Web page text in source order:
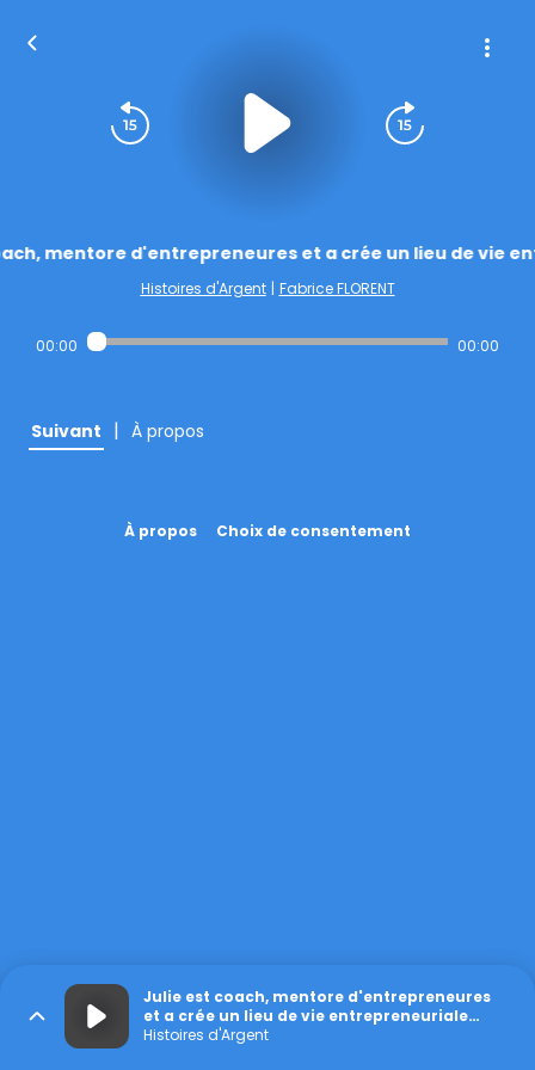
mentore d'entrepreneures et a crée un lieu de vie
Histoires d'Argent | Fabrice FLORENT
00:00 00:00
Suivant | À propos
À propos Choix de consentement
Julie est coach, mentore d'entrepreneures
et a crée un lieu de vie entrepreneuriale
pour les femmes
Histoires d'Argent